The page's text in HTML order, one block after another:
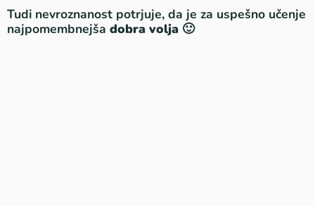
Tudi nevroznanost potrjuje, da je za uspešno učenje
najpomembnejša dobra volja 🙂